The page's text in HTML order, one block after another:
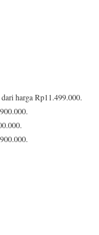
harga Rp11.499.000.